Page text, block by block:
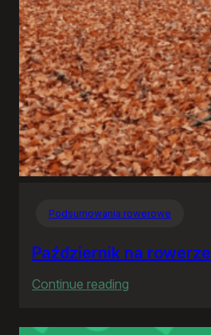
Podsumowania rowerowe
Październik na rowerze
Continue reading
na